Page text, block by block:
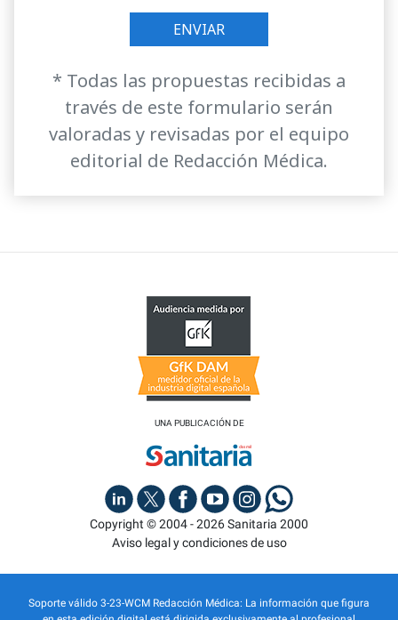
* Todas las propuestas recibidas a
través de este formulario serán
valoradas y revisadas por el equipo
editorial de Redacción Médica.
UNA PUBLICACIÓN DE
Copyright © 2004 - 2026 Sanitaria 2000
Aviso legal y condiciones de uso
Soporte válido 3-23-WCM Redacción Médica: La información que figura